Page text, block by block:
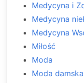
Medycyna i
Medycyna
Medycyna
Miłość
Moda
Moda damska